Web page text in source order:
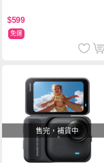
$599
免運
售完，補貨中